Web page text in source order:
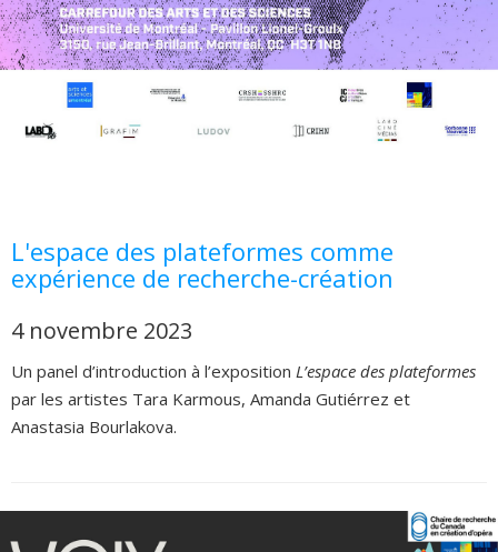
L'espace des plateformes comme
expérience de recherche-création
4 novembre 2023
Un panel d’introduction à l’exposition L’espace des plateformes
par les artistes Tara Karmous, Amanda Gutiérrez et
Anastasia Bourlakova.